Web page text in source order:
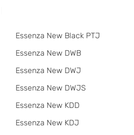
Essenza New Black PTJ
Essenza New DWB
Essenza New DWJ
Essenza New DWJS
Essenza New KDD
Essenza New KDJ